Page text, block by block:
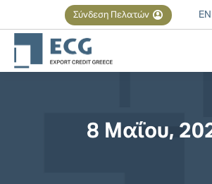
Σύνδεση Πελατών EN
8 Μαΐου,
You are here: